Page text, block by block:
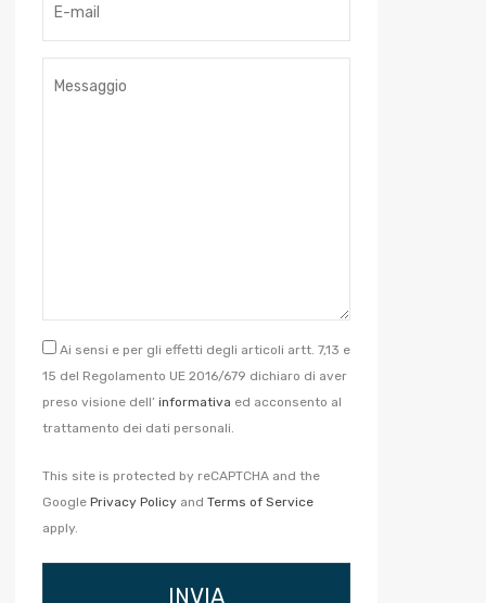
Ai sensi e per gli effetti degli articoli artt. 7,13 e
15 del Regolamento UE 2016/679 dichiaro di aver
preso visione dell’ informativa ed acconsento al
trattamento dei dati personali.
This site is protected by reCAPTCHA and the
Google Privacy Policyand Terms of Service
apply.